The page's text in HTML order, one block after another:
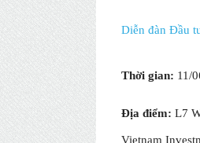
Diễn đàn Đầu
Thời gian: 11/
Địa điểm: L7
Vietnam